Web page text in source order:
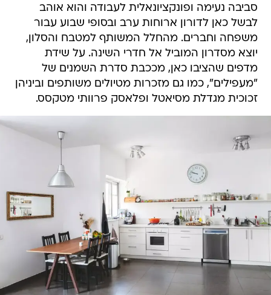
סביבה נעימה ופונקציונאלית לעבודה והוא אוהב
לבשל כאן לדורון ארוחות ערב ובסופי שבוע עבור
משפחה וחברים. מהחלל המשותף למטבח והסלון,
יוצא מסדרון המוביל אל חדרי השינה. על שידת
מדפים שהציבו כאן, מככבת סדרת השמנים של
"מעפילים", כמו גם מזכרות מטיולים משותפים וביניהן
זכוכית מגדלת מסיאטל ופלאסק פרוותי מטקסס.